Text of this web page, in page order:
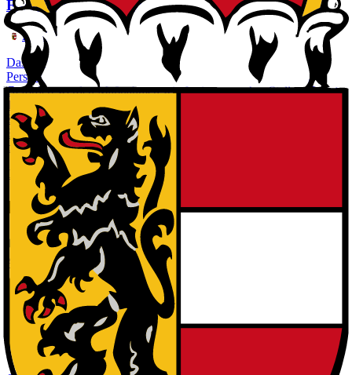
Forscher:in im Fokus
Land Salzburg
Das Programm unterstützt den Auf- und Ausbau von
Personalkapazitäten bei Salzburger Forschungseinrichtungen.
Gefördert werden Maßnahmen wie Juniorresearcher-Stellen, Smart-
Talents, Doktoratskollegs und Forschungsstiftungsprofessuren.
Zielgruppe sind Hochschulen und außeruniversitäre
Forschungseinrichtungen. Da sich das Programm in Ausarbeitung
befindet, sind weitere Details nicht bekannt.
Leistungen
Finanzielle Unterstützung, Zuschuss
Bundesweite Förderstellen
Arbeitsmarktservice Österreich
AWS - Austria Wirtschaftsservice